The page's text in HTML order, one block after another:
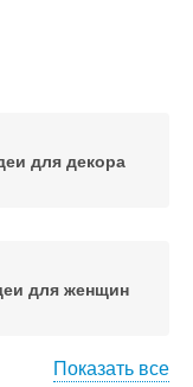
для декора
для женщин
Показать все